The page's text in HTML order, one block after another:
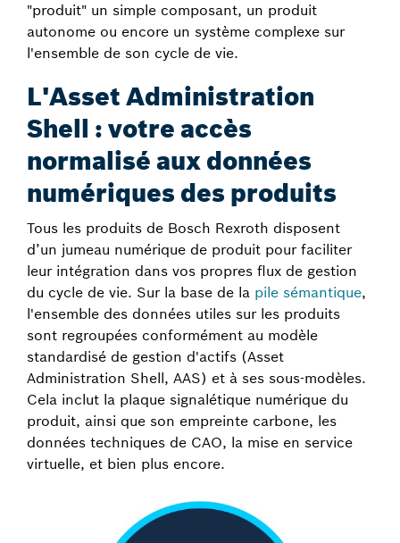
"produit" un simple composant, un produit
autonome ou encore un système complexe sur
l'ensemble de son cycle de vie.
L'Asset Administration
Shell : votre accès
normalisé aux données
numériques des produits
Tous les produits de Bosch Rexroth disposent
d’un jumeau numérique de produit pour faciliter
leur intégration dans vos propres flux de gestion
du cycle de vie. Sur la base de la pile sémantique,
l'ensemble des données utiles sur les produits
sont regroupées conformément au modèle
standardisé de gestion d'actifs (Asset
Administration Shell, AAS) et à ses sous-modèles.
Cela inclut la plaque signalétique numérique du
produit, ainsi que son empreinte carbone, les
données techniques de CAO, la mise en service
virtuelle, et bien plus encore.